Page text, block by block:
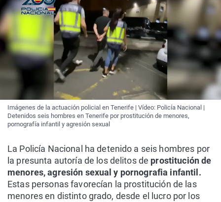
Imágenes de la actuación policial en Tenerife | Vídeo: Policía Nacional |
Detenidos seis hombres en Tenerife por prostitución de menores,
pornografía infantil y agresión sexual
La Policía Nacional ha detenido a seis hombres por
la presunta autoría de los delitos de prostitución de
menores, agresión sexual y pornografia infantil.
Estas personas favorecían la prostitución de las
menores en distinto grado, desde el lucro por los